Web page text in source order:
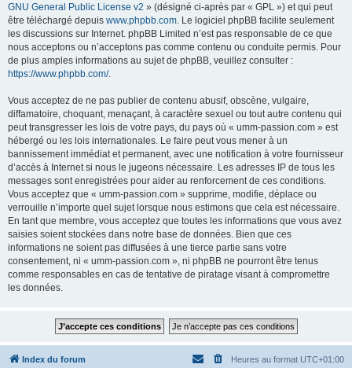
GNU General Public License v2 » (désigné ci-après par « GPL ») et qui peut
être téléchargé depuis www.phpbb.com. Le logiciel phpBB facilite seulement
les discussions sur Internet. phpBB Limited n’est pas responsable de ce que
nous acceptons ou n’acceptons pas comme contenu ou conduite permis. Pour
de plus amples informations au sujet de phpBB, veuillez consulter :
https://www.phpbb.com/.
Vous acceptez de ne pas publier de contenu abusif, obscène, vulgaire,
diffamatoire, choquant, menaçant, à caractère sexuel ou tout autre contenu qui
peut transgresser les lois de votre pays, du pays où « umm-passion.com » est
hébergé ou les lois internationales. Le faire peut vous mener à un
bannissement immédiat et permanent, avec une notification à votre fournisseur
d’accès à Internet si nous le jugeons nécessaire. Les adresses IP de tous les
messages sont enregistrées pour aider au renforcement de ces conditions.
Vous acceptez que « umm-passion.com » supprime, modifie, déplace ou
verrouille n’importe quel sujet lorsque nous estimons que cela est nécessaire.
En tant que membre, vous acceptez que toutes les informations que vous avez
saisies soient stockées dans notre base de données. Bien que ces
informations ne soient pas diffusées à une tierce partie sans votre
consentement, ni « umm-passion.com », ni phpBB ne pourront être tenus
comme responsables en cas de tentative de piratage visant à compromettre
les données.
Index du forum Heures au format UTC+01:00